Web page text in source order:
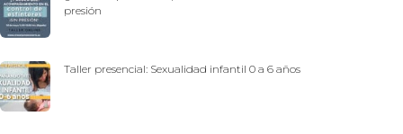
presión
Taller presencial: Sexualidad infantil 0 a 6 años